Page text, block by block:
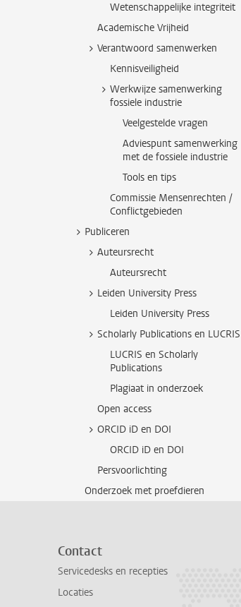
Wetenschappelijke integriteit
Academische Vrijheid
Verantwoord samenwerken
Kennisveiligheid
Werkwijze samenwerking
fossiele industrie
Veelgestelde vragen
Adviespunt samenwerking
met de fossiele industrie
Tools en tips
Commissie Mensenrechten /
Conflictgebieden
Publiceren
Auteursrecht
Auteursrecht
Leiden University Press
Leiden University Press
Scholarly Publications en LUCRIS
LUCRIS en Scholarly
Publications
Plagiaat in onderzoek
Open access
ORCID iD en DOI
ORCID iD en DOI
Persvoorlichting
Onderzoek met proefdieren
Contact
Servicedesks en recepties
Locaties